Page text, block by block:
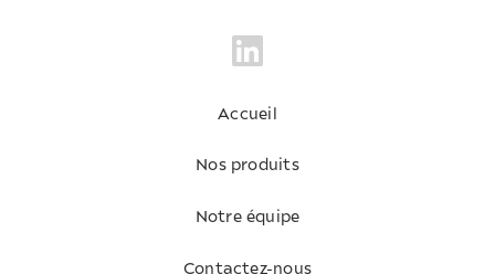
Accueil
Nos produits
Notre équipe
Contactez-nous